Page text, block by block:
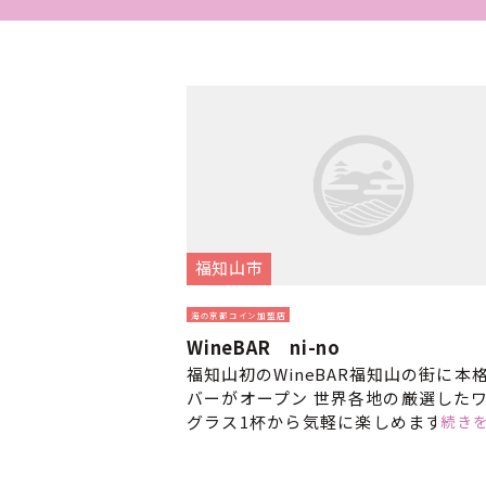
福知山市
海の京都コイン加盟店
WineBAR ni-no
福知山初のWineBAR福知山の街に本
バーがオープン 世界各地の厳選した
グラス1杯から気軽に楽しめます1人
続き